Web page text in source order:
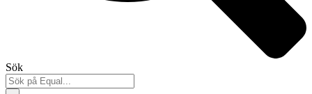
Sök